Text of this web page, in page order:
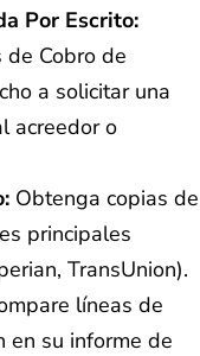
Por Escrito:
de Cobro de
a solicitar una
acreedor o
Obtenga copias de
principales
TransUnion).
líneas de
en su informe de